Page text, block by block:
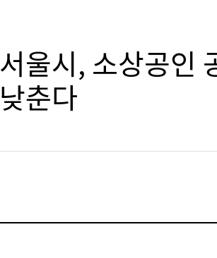
서울시, 소상공인
낮춘다